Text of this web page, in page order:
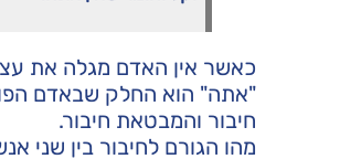
כאשר אין האדם מגלה את
"אתה" הוא החלק שבאדם
חיבור והמבטאת חיבור.
מהו הגורם לחיבור בין שני